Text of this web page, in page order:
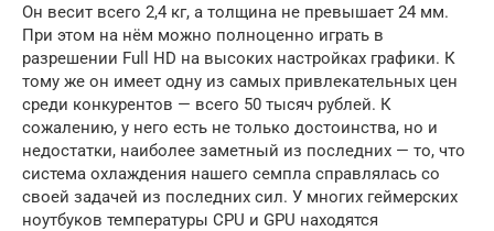
Он весит всего 2,4 кг, а толщина не превышает 24 мм.
При этом на нём можно полноценно играть в
разрешении Full HD на высоких настройках графики. К
тому же он имеет одну из самых привлекательных цен
среди конкурентов — всего 50 тысяч рублей. К
сожалению, у него есть не только достоинства, но и
недостатки, наиболее заметный из последних — то, что
система охлаждения нашего семпла справлялась со
своей задачей из последних сил. У многих геймерских
ноутбуков температуры CPU и GPU находятся